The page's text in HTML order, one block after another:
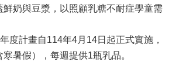
鮮奶與豆漿，以照顧乳糖不耐症學童需
度計畫自114年4月14日起正式實施，
暑假），每週提供1瓶乳品。